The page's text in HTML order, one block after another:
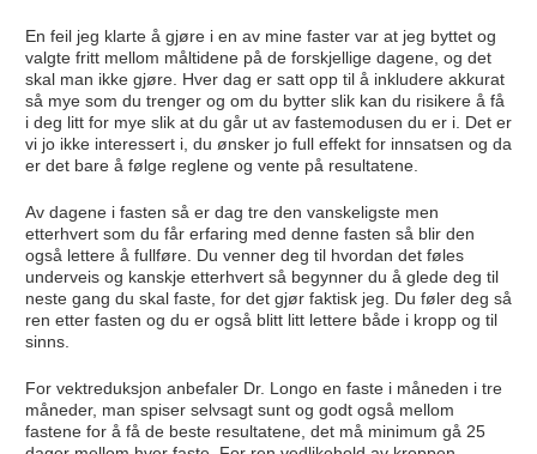
En feil jeg klarte å gjøre i en av mine faster var at jeg byttet og
valgte fritt mellom måltidene på de forskjellige dagene, og det
skal man ikke gjøre. Hver dag er satt opp til å inkludere akkurat
så mye som du trenger og om du bytter slik kan du risikere å få
i deg litt for mye slik at du går ut av fastemodusen du er i. Det er
vi jo ikke interessert i, du ønsker jo full effekt for innsatsen og da
er det bare å følge reglene og vente på resultatene.
Av dagene i fasten så er dag tre den vanskeligste men
etterhvert som du får erfaring med denne fasten så blir den
også lettere å fullføre. Du venner deg til hvordan det føles
underveis og kanskje etterhvert så begynner du å glede deg til
neste gang du skal faste, for det gjør faktisk jeg. Du føler deg så
ren etter fasten og du er også blitt litt lettere både i kropp og til
sinns.
For vektreduksjon anbefaler Dr. Longo en faste i måneden i tre
måneder, man spiser selvsagt sunt og godt også mellom
fastene for å få de beste resultatene, det må minimum gå 25